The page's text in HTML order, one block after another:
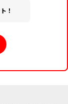
！